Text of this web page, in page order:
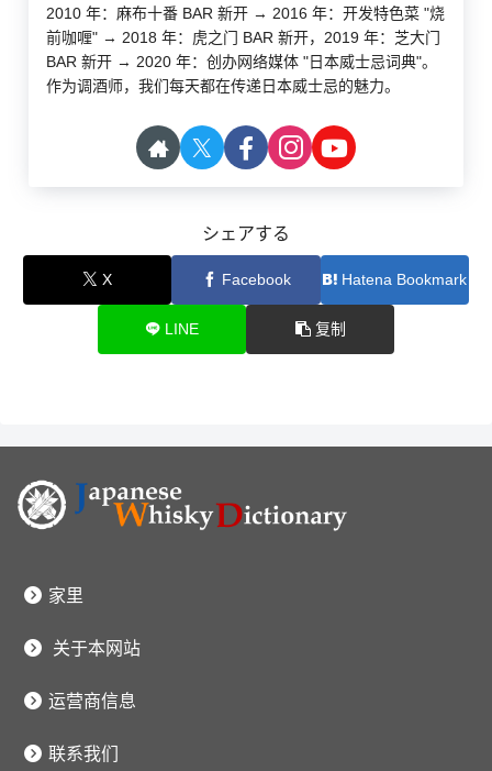
2010 年：麻布十番 BAR 新开 → 2016 年：开发特色菜 "烧
前咖喱" → 2018 年：虎之门 BAR 新开，2019 年：芝大门
BAR 新开 → 2020 年：创办网络媒体 "日本威士忌词典"。
作为调酒师，我们每天都在传递日本威士忌的魅力。
シェアする
X Facebook Hatena Bookmark
LINE 复制
家里
关于本网站
运营商信息
联系我们